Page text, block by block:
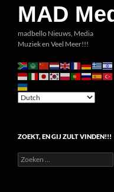
inhoud
MAD
Zoeken
madbello Nieuws, Media
Muziek en Veel Meer!!!
ZOEKT, EN GIJ ZULT VINDEN!!!
Zoeken
naar: